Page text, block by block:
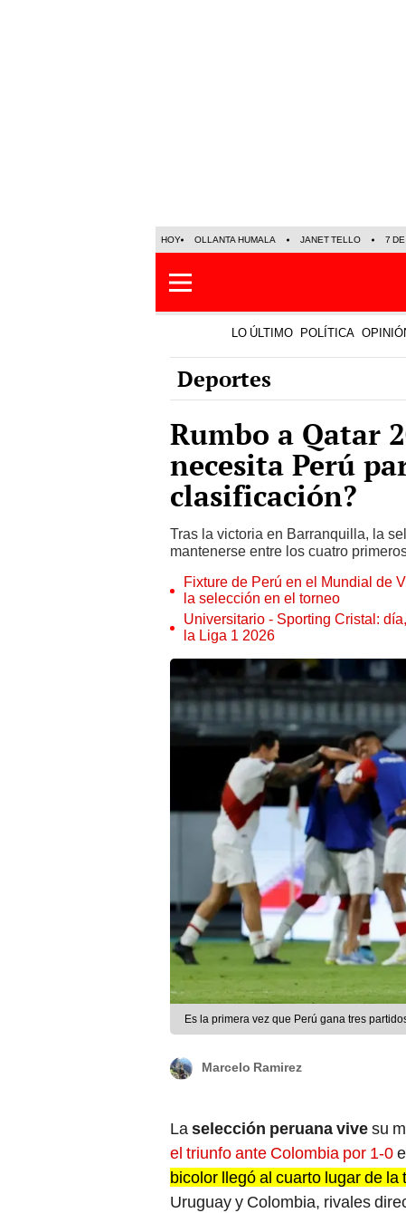
HOY OLLANTA HUMALA JANET TELLO 7
LO ÚLTIMO POLÍTICA
Deportes
Rumbo a Qatar
necesita Perú
clasificación?
Tras la victoria en Barranquilla, la
mantenerse entre los cuatro
Fixture de Perú en el Mundial de
la selección en el torneo
Universitario - Sporting Cristal:
la Liga 1 2026
Es la primera vez que Perú gana tres
Marcelo Ramirez
Laselección peruana vivesu
el triunfo ante Colombia por 1-0
bicolor llegó al cuarto lugar de la
Uruguay y Colombia, rivales